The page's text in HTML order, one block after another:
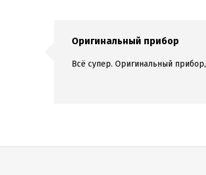
Оригинальный прибор
Всё супер. Оригинальный